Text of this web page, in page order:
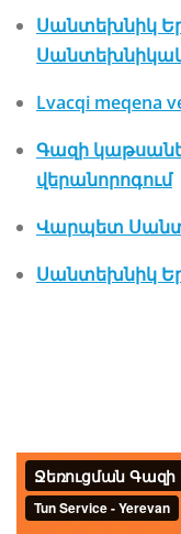
Սանտեխնիկ
Lvacqi meqena
Գազի
վերանորոգում
Վարպետ
Սանտեխնիկ